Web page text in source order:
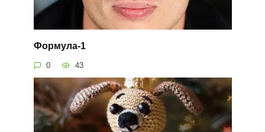
Формула-1
0 43